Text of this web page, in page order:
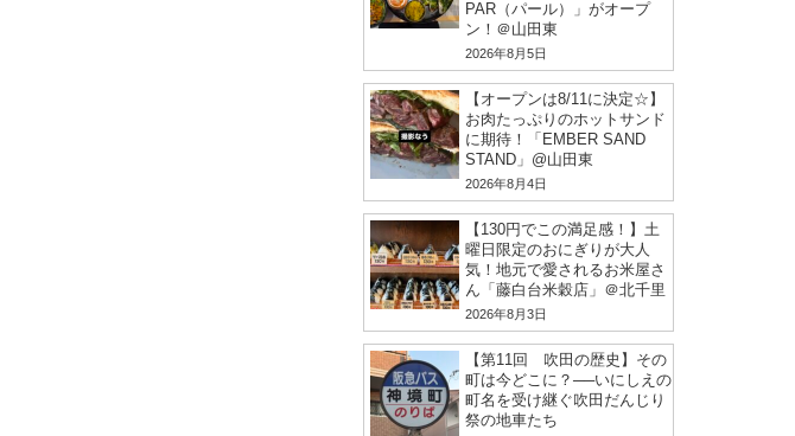
PAR（パール）」がオープ
ン！＠山田東
2026年8月5日
【オープンは8/11に決定☆】
お肉たっぷりのホットサンド
に期待！「EMBER SAND
STAND」@山田東
2026年8月4日
【130円でこの満足感！】土
曜日限定のおにぎりが大人
気！地元で愛されるお米屋さ
ん「藤白台米穀店」＠北千里
2026年8月3日
【第11回 吹田の歴史】その
町は今どこに？──いにしえの
町名を受け継ぐ吹田だんじり
祭の地車たち